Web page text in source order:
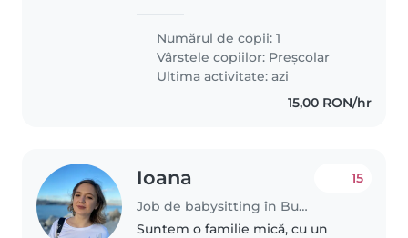
descurcăreață, veselă, amuzantă.
E un copil ușor de îndrăgit. Am
nevoie de o persoană care o
poate..
Numărul de copii: 1
Vârstele copiilor: Preșcolar
Ultima activitate: azi
15,00 RON/hr
Ioana
Job de babysitting în București
15
Suntem o familie mică, cu un